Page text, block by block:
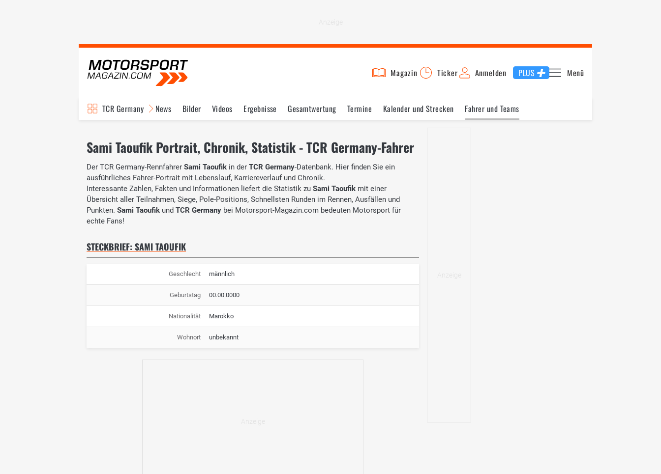
Magazin Ticker Anmelden PLUS Menü
TCR Germany News Bilder Videos Ergebnisse Gesamtwertung Termine Kalender und Strecken Fahrer und Teams
Sami Taoufik Portrait, Chronik, Statistik - TCR Germany-Fahrer
Der TCR Germany-Rennfahrer Sami Taoufik in der TCR Germany-Datenbank. Hier finden Sie ein
ausführliches Fahrer-Portrait mit Lebenslauf, Karriereverlauf und Chronik.
Interessante Zahlen, Fakten und Informationen liefert die Statistik zu Sami Taoufik mit einer
Übersicht aller Teilnahmen, Siege, Pole-Positions, Schnellsten Runden im Rennen, Ausfällen und
Punkten. Sami Taoufik und TCR Germany bei Motorsport-Magazin.com bedeuten Motorsport für
echte Fans!
STECKBRIEF: SAMI TAOUFIK
Geschlecht männlich
Geburtstag 00.00.0000
Nationalität Marokko
Wohnort unbekannt